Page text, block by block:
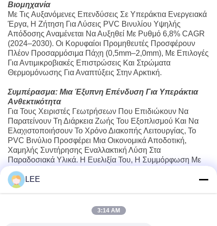
Βιομηχανία
Με Τις Αυξανόμενες Επενδύσεις Σε Υπεράκτια Ενεργειακά
Έργα, Η Ζήτηση Για Λύσεις PVC Βινυλίου Υψηλής
Απόδοσης Αναμένεται Να Αυξηθεί Με Ρυθμό 6,8% CAGR
(2024–2030). Οι Κορυφαίοι Προμηθευτές Προσφέρουν
Πλέον Προσαρμόσιμα Πάχη (0,5mm–2,0mm), Με Επιλογές
Για Αντιμικροβιακές Επιστρώσεις Και Στρώματα
Θερμομόνωσης Για Αναπτύξεις Στην Αρκτική.
Συμπέρασμα: Μια Έξυπνη Επένδυση Για Υπεράκτια
Ανθεκτικότητα
Για Τους Χειριστές Γεωτρήσεων Που Επιδιώκουν Να
Παρατείνουν Τη Διάρκεια Ζωής Του Εξοπλισμού Και Να
Ελαχιστοποιήσουν Το Χρόνο Διακοπής Λειτουργίας, Το
PVC Βινύλιο Προσφέρει Μια Οικονομικά Αποδοτική,
Χαμηλής Συντήρησης Εναλλακτική Λύση Στα
Παραδοσιακά Υλικά. Η Ευελιξία Του, Η Συμμόρφωση Με
Τα Πρότυπα Ασφαλείας Και Η Περιβαλλοντική
Ανθεκτικότητα Το Καθιστούν Απαραίτητο Για Τις Σύγχρονες
Υπεράκτιες Λειτουργίες.
LEE
3:14 AM